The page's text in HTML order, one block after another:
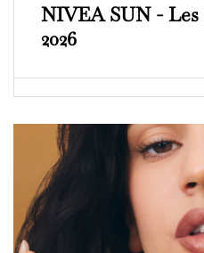
NIVEA SUN -
2026